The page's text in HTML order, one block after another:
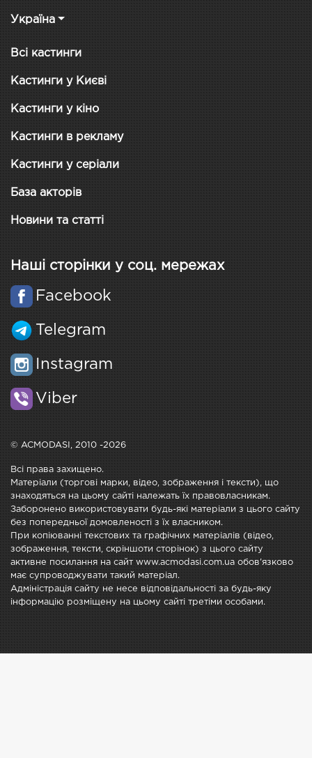
Україна
Всі кастинги
Кастинги у Києві
Кастинги у кіно
Кастинги в рекламу
Кастинги у серіали
База акторів
Новини та статті
Наші сторінки у соц. мережах
Facebook
Telegram
Instagram
Viber
© ACMODASI, 2010 -2026
Всі права захищено.
Матеріали (торгові марки, відео, зображення і тексти), що
знаходяться на цьому сайті належать їх правовласникам.
Заборонено використовувати будь-які матеріали з цього сайту
без попередньої домовленості з їх власником.
При копіюванні текстових та графічних матеріалів (відео,
зображення, тексти, скріншоти сторінок) з цього сайту
активне посилання на сайт www.acmodasi.com.ua обов'язково
має супроводжувати такий матеріал.
Адміністрація сайту не несе відповідальності за будь-яку
інформацію розміщену на цьому сайті третіми особами.